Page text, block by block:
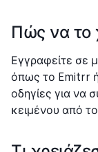
Πώς να το
Εγγραφείτε σε
όπως το Emitrr
οδηγίες για να
κειμένου από